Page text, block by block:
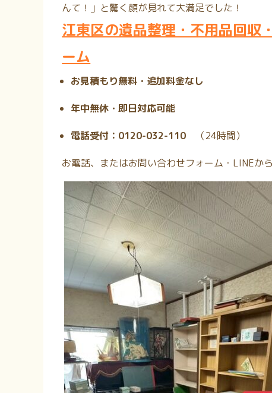
んて！」と驚く顔が見れて大満足でした！
江東区の遺品整理・不用品回収
ーム
お見積もり無料・追加料金なし
年中無休・即日対応可能
電話受付：0120-032-110 （24時間）
お電話、またはお問い合わせフォーム・LINEか